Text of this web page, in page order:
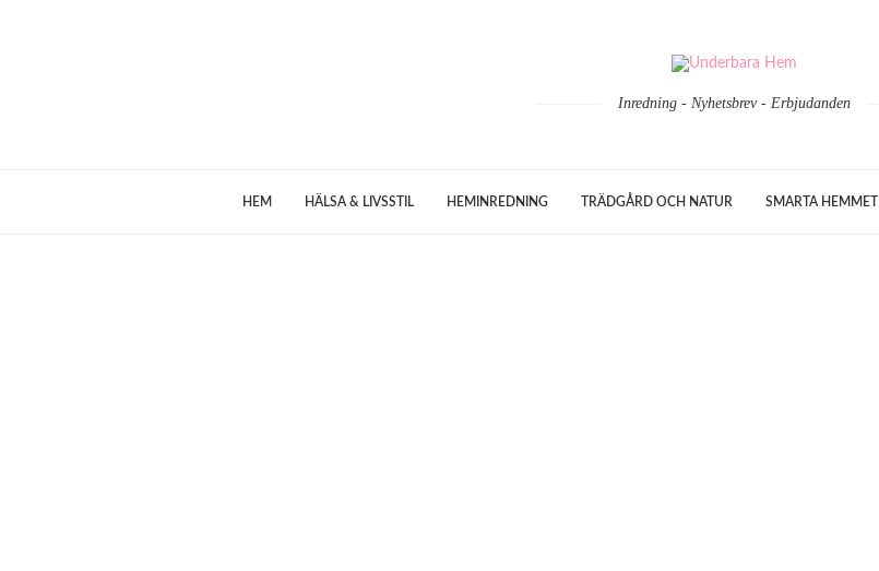
Inredning - Nyhetsbrev - Erbjudanden
HEM HÄLSA & LIVSSTIL HEMINREDNING TRÄDGÅRD OCH NATUR SMARTA HEMMET